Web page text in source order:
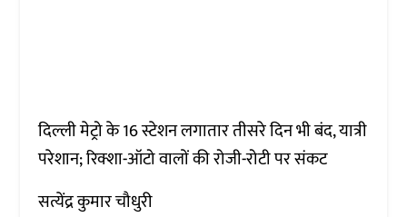
दिल्ली मेट्रो के 16 स्टेशन लगातार तीसरे दिन भी बंद, यात्री
परेशान; रिक्शा-ऑटो वालों की रोजी-रोटी पर संकट
सत्येंद्र कुमार चौधुरी